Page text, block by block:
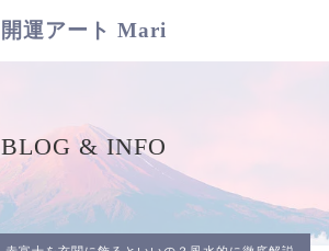
開運アート Mari
BLOG & INFO